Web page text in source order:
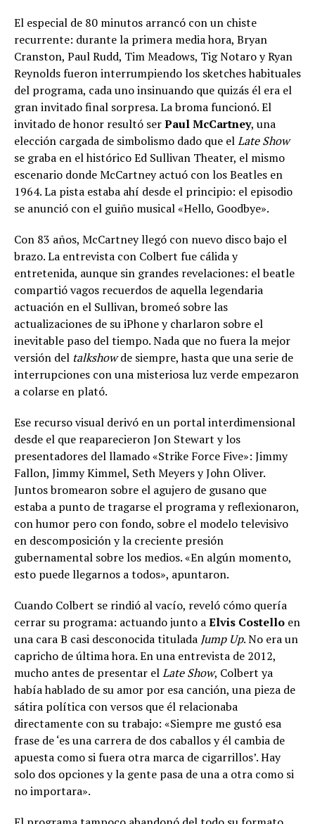
El especial de 80 minutos arrancó con un chiste
recurrente: durante la primera media hora, Bryan
Cranston, Paul Rudd, Tim Meadows, Tig Notaro y Ryan
Reynolds fueron interrumpiendo los sketches habituales
del programa, cada uno insinuando que quizás él era el
gran invitado final sorpresa. La broma funcionó. El
invitado de honor resultó serPaul McCartney, una
elección cargada de simbolismo dado que elLate Show
se graba en el histórico Ed Sullivan Theater, el mismo
escenario donde McCartney actuó con los Beatles en
1964. La pista estaba ahí desde el principio: el episodio
se anunció con el guiño musical «Hello, Goodbye».
Con 83 años, McCartney llegó con nuevo disco bajo el
brazo. La entrevista con Colbert fue cálida y
entretenida, aunque sin grandes revelaciones: el beatle
compartió vagos recuerdos de aquella legendaria
actuación en el Sullivan, bromeó sobre las
actualizaciones de su iPhone y charlaron sobre el
inevitable paso del tiempo. Nada que no fuera la mejor
versión del talkshowde siempre, hasta que una serie de
interrupciones con una misteriosa luz verde empezaron
a colarse en plató.
Ese recurso visual derivó en un portal interdimensional
desde el que reaparecieron Jon Stewart y los
presentadores del llamado «Strike Force Five»: Jimmy
Fallon, Jimmy Kimmel, Seth Meyers y John Oliver.
Juntos bromearon sobre el agujero de gusano que
estaba a punto de tragarse el programa y reflexionaron,
con humor pero con fondo, sobre el modelo televisivo
en descomposición y la creciente presión
gubernamental sobre los medios. «En algún momento,
esto puede llegarnos a todos», apuntaron.
Cuando Colbert se rindió al vacío, reveló cómo quería
cerrar su programa: actuando junto aElvis Costello en
una cara B casi desconocida titulada Jump Up. No era un
capricho de última hora. En una entrevista de 2012,
mucho antes de presentar elLate Show, Colbert ya
había hablado de su amor por esa canción, una pieza de
sátira política con versos que él relacionaba
directamente con su trabajo: «Siempre me gustó esa
frase de ‘es una carrera de dos caballos y él cambia de
apuesta como si fuera otra marca de cigarrillos’. Hay
solo dos opciones y la gente pasa de una a otra como si
no importara».